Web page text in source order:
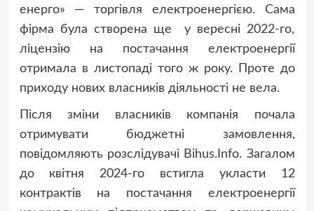
енерго» — торгівля електроенергією. Сама
фірма була створена ще у вересні 2022-го,
ліцензію на постачання електроенергії
отримала в листопаді того ж року. Проте до
приходу нових власників діяльності не вела.
Після зміни власників компанія почала
отримувати бюджетні замовлення,
повідомляють розслідувачі Bihus.Info. Загалом
до квітня 2024-го встигла укласти 12
контрактів на постачання електроенергії